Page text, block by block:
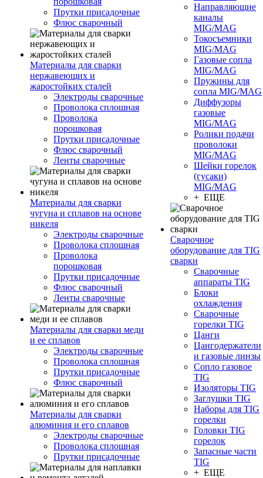
Прутки присадочные
Флюс сварочный
Материалы для сварки
нержавеющих и
жаростойких сталей
Электроды сварочные
Проволока сплошная
Проволока
порошковая
Прутки присадочные
Флюс сварочный
Ленты сварочные
Материалы для сварки
чугуна и сплавов на основе
никеля
Электроды сварочные
Проволока сплошная
Проволока
порошковая
Прутки присадочные
Флюс сварочный
Ленты сварочные
Материалы для сварки меди
и ее сплавов
Электроды сварочные
Проволока сплошная
Прутки присадочные
Флюс сварочный
Материалы для сварки
алюминия и его сплавов
Электроды сварочные
Проволока сплошная
Прутки присадочные
Направляющие
каналы
MIG/MAG
Токосъемники
MIG/MAG
Газовые сопла
MIG/MAG
Пружины для
сопла MIG/MAG
Диффузоры
газовые
MIG/MAG
Ролики подачи
проволоки
MIG/MAG
Шейки горелок
(гусаки)
MIG/MAG
+ ЕЩЕ
Сварочное
оборудование для TIG
сварки
Сварочные
аппараты TIG
Блоки
охлаждения
Сварочные
горелки TIG
Цанги
Цангодержатели
и газовые линзы
Сопло газовое
TIG
Изоляторы TIG
Заглушки TIG
Наборы для TIG
горелки
Головки TIG
горелок
Запасные части
TIG
+ ЕЩЕ